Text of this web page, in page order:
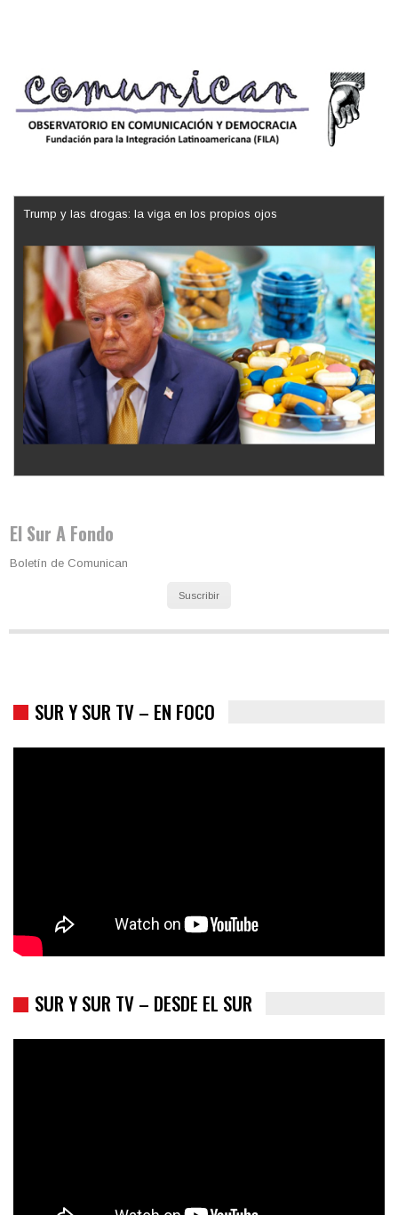
Trump y las drogas: la viga en los propios ojos
El Sur A Fondo
Boletín de Comunican
Suscribir
SUR Y SUR TV – EN FOCO
SUR Y SUR TV – DESDE EL SUR